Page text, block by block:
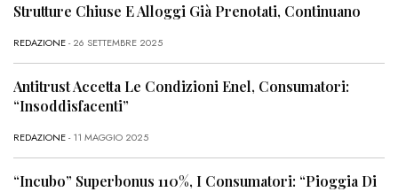
Strutture Chiuse E Alloggi Già Prenotati, Continuano
REDAZIONE- 26 SETTEMBRE 2025
Antitrust Accetta Le Condizioni Enel, Consumatori:
“Insoddisfacenti”
REDAZIONE- 11 MAGGIO 2025
“Incubo” Superbonus 110%, I Consumatori: “Pioggia Di